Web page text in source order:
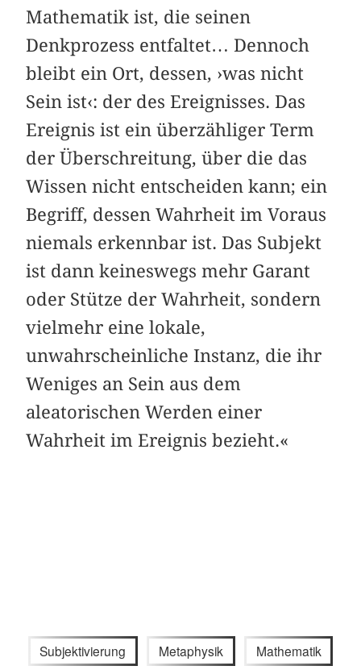
Mathematik ist, die seinen
Denkprozess entfaltet… Dennoch
bleibt ein Ort, dessen, ›was nicht
Sein ist‹: der des Ereignisses. Das
Ereignis ist ein überzähliger Term
der Überschreitung, über die das
Wissen nicht entscheiden kann; ein
Begriff, dessen Wahrheit im Voraus
niemals erkennbar ist. Das Subjekt
ist dann keineswegs mehr Garant
oder Stütze der Wahrheit, sondern
vielmehr eine lokale,
unwahrscheinliche Instanz, die ihr
Weniges an Sein aus dem
aleatorischen Werden einer
Wahrheit im Ereignis bezieht.«
Subjektivierung Metaphysik Mathematik